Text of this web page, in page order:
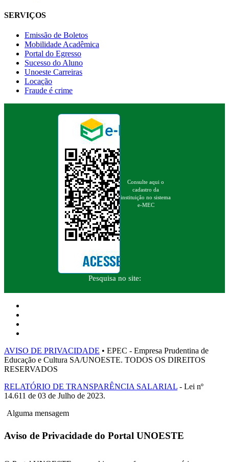
SERVIÇOS
Emissão de Boletos
Mobilidade Acadêmica
Portal do Egresso
Sucesso do Aluno
Unoeste Carreiras
Locação
Fraude é crime
Consulte aqui o
cadastro da
instituição no sistema
e-MEC
Pesquisa no site:
AVISO DE PRIVACIDADE • EPEC - Empresa Prudentina de
Educação e Cultura SA/UNOESTE. TODOS OS DIREITOS
RESERVADOS
RELATÓRIO DE TRANSPARÊNCIA SALARIAL - Lei nº
14.611 de 03 de Julho de 2023.
Alguma mensagem
Aviso de Privacidade do Portal UNOESTE